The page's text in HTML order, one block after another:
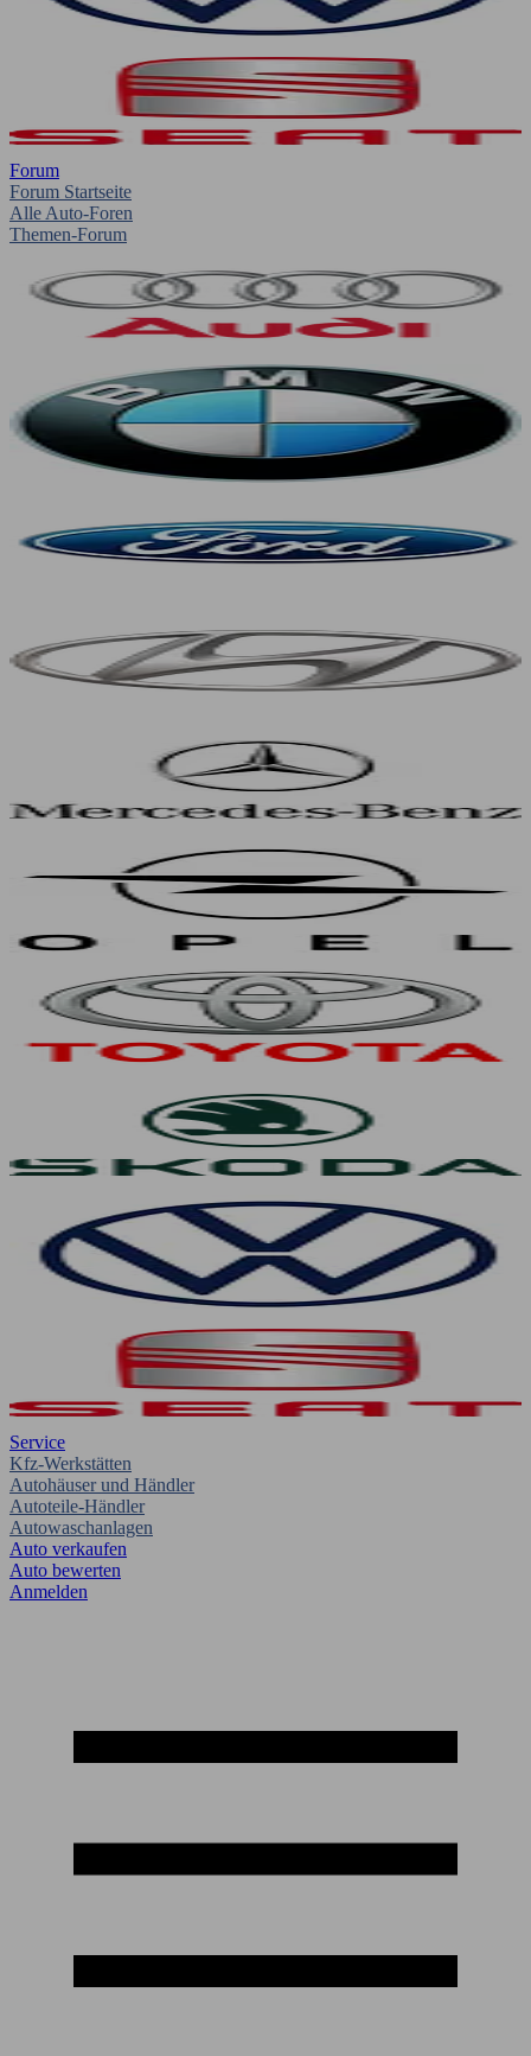
Forum
Forum Startseite
Alle Auto-Foren
Themen-Forum
Service
Kfz-Werkstätten
Autohäuser und Händler
Autoteile-Händler
Autowaschanlagen
Auto verkaufen
Auto bewerten
Anmelden